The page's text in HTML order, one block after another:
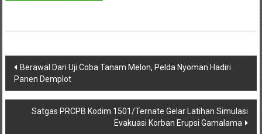
Post
navigation
Berawal Dari Uji Coba Tanam Melon, Pelda Nyoman Hadiri
Panen Demplot
Satgas PRCPB Kodim 1501/Ternate Gelar Latihan Simulasi
Evakuasi Korban Erupsi Gamalama